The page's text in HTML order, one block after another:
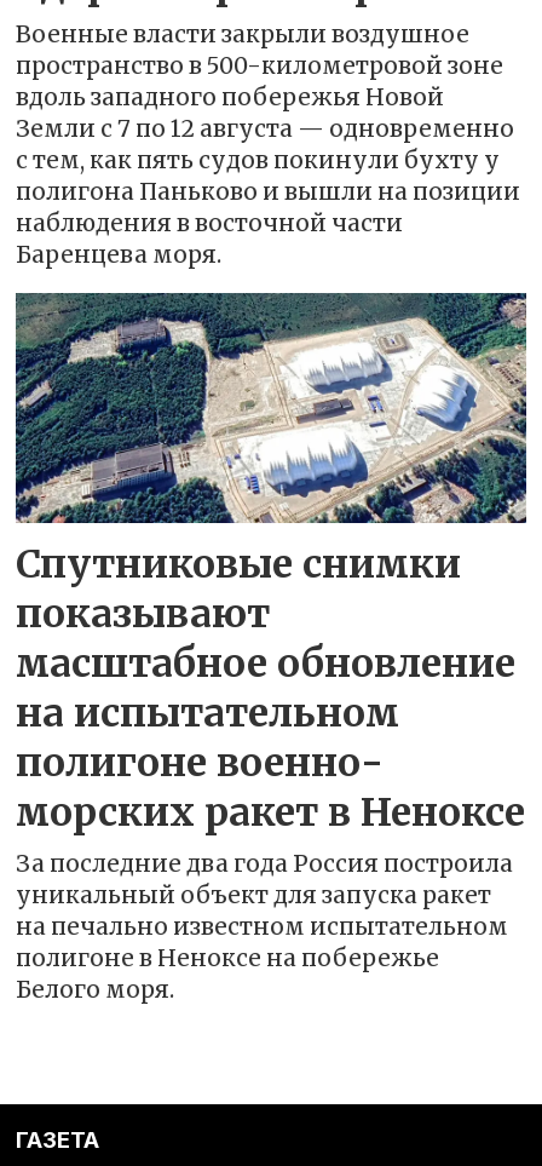
Военные власти закрыли воздушное
пространство в 500-километровой зоне
вдоль западного побережья Новой
Земли с 7 по 12 августа — одновременно
с тем, как пять судов покинули бухту у
полигона Паньково и вышли на позиции
наблюдения в восточной части
Баренцева моря.
Спутниковые снимки
показывают
масштабное обновление
на испытательном
полигоне военно-
морских ракет в Неноксе
За последние два года Россия построила
уникальный объект для запуска ракет
на печально известном испытательном
полигоне в Неноксе на побережье
Белого моря.
ГАЗЕТА